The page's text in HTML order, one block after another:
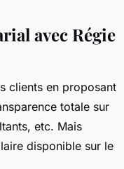
avec Régie
clients en proposant
totale sur
etc. Mais
disponible sur le